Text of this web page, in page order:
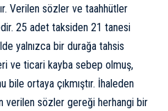
Verilen sözler ve taahhütler
25 adet taksiden 21 tanesi
yalnızca bir durağa tahsis
ve ticari kayba sebep olmuş,
ortaya çıkmıştır. İhaleden
verilen sözler gereği herhangi bir